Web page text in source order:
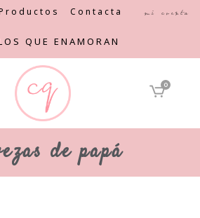
Contacta Mi cuenta
QUE ENAMORAN
0
de papá